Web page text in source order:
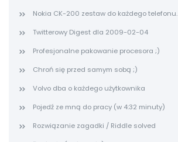
Nokia CK-200 zestaw do każdego telefonu.
Twitterowy Digest dla 2009-02-04
Profesjonalne pakowanie procesora ;)
Chroń się przed samym sobą ;)
Volvo dba o każdego użytkownika
Pojedź ze mną do pracy (w 4:32 minuty)
Rozwiązanie zagadki / Riddle solved